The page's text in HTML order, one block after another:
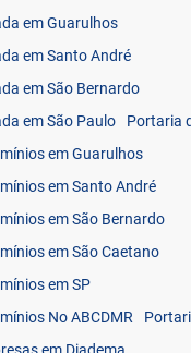
em Guarulhos
em Santo André
em São Bernardo
em São Paulo
Portaria
em Guarulhos
em Santo André
em São Bernardo
em São Caetano
em SP
No ABCDMR